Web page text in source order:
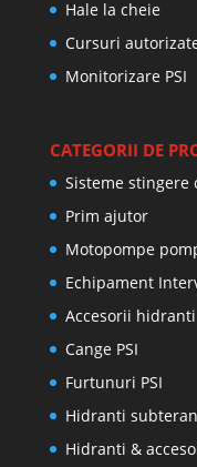
Hale la cheie
Cursuri
Monitorizare PSI
CATEGORII DE
Sisteme stingere
Prim ajutor
Motopompe
Echipament
Accesorii hidranti
Cange PSI
Furtunuri PSI
Hidranti
Hidranti &